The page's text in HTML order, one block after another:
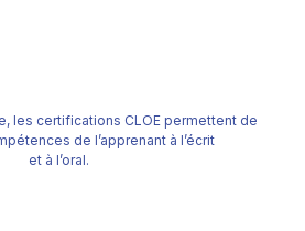
les certifications CLOE permettent de
de l’apprenant à l’écrit
et à l’oral.